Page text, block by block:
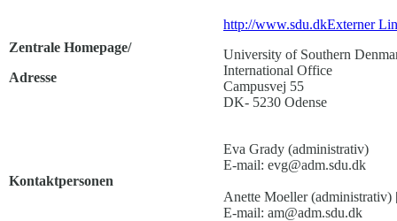
Zentrale Homepage/
Adresse
http://www.sdu.dkExterner
University of Southern
International Office
Campusvej 55
DK- 5230 Odense
Kontaktpersonen
Eva Grady (administrativ)
E-mail: evg@adm.sdu.dk
Anette Moeller (administrativ)
E-mail: am@adm.sdu.dk